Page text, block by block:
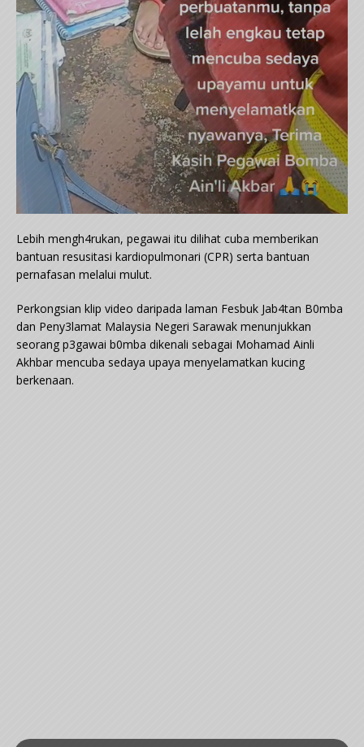
Lebih mengh4rukan, pegawai itu dilihat cuba memberikan
bantuan resusitasi kardiopulmonari (CPR) serta bantuan
pernafasan melalui mulut.
Perkongsian klip video daripada laman Fesbuk Jab4tan B0mba
dan Peny3lamat Malaysia Negeri Sarawak menunjukkan
seorang p3gawai b0mba dikenali sebagai Mohamad Ainli
Akhbar mencuba sedaya upaya menyelamatkan kucing
berkenaan.